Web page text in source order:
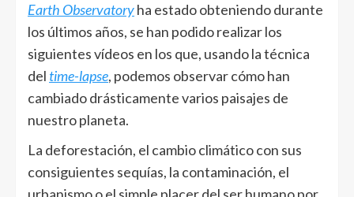
Earth Observatoryha estado obteniendo durante
los últimos años, se han podido realizar los
siguientes vídeos en los que, usando la técnica
del time-lapse, podemos observar cómo han
cambiado drásticamente varios paisajes de
nuestro planeta.
La deforestación, el cambio climático con sus
consiguientes sequías, la contaminación, el